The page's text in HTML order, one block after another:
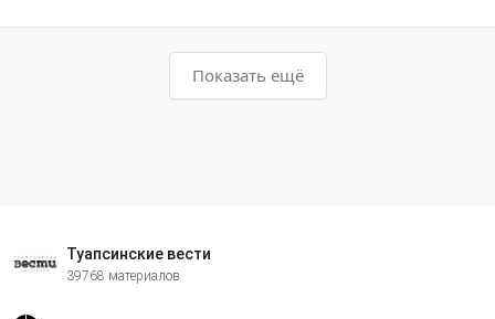
Показать ещё
Туапсинские вести
39768 материалов